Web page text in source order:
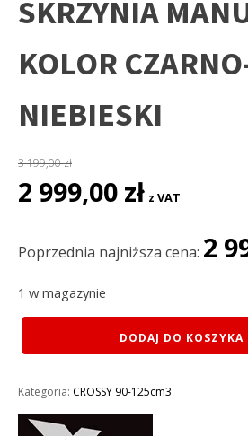
SKRZYNIA
KOLOR
NIEBIESKI
3 199,00zł
Pierwotna
cena
3
2 999,00 zł cena
2
z VAT
Poprzednia najniższa cena: 2
1 w magazynie
CROSS
607M
KOŁA
DODAJ DO KOSZYKA
Kategoria: CROSSY 90-125cm3